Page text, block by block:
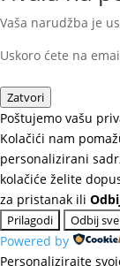
Vaša narudžba je
Uskoro ćete na
Zatvori
Poštujemo vašu
Kolačići nam
personalizirani
kolačiće želite
za pristanak ili
Prilagodi Odbij sve
Powered by
Personalizirajte